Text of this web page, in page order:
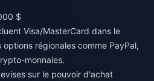
$
Visa/MasterCard dans le
régionales comme PayPal,
monnaies.
sur le pouvoir d'achat